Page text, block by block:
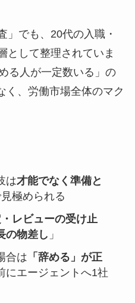
」でも、20代の入職・
として整理されていま
る人が一定数いる」の
く、労働市場全体のマク
は才能でなく準備と
極められる
レビューの受け止
の物差し 」
合は 「辞める」が正
にエージェントへ1社